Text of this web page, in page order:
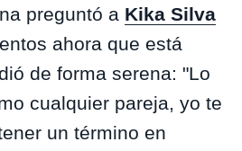
preguntó a Kika Silva
ahora que está
de forma serena: "Lo
cualquier pareja, yo te
un término en